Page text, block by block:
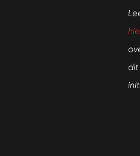
dit